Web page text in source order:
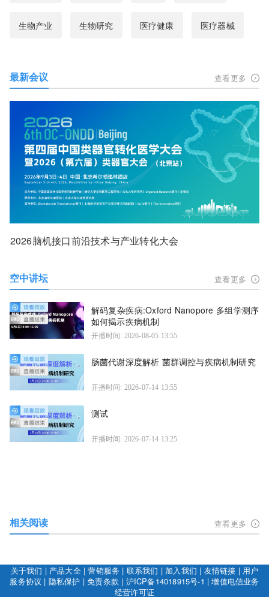
生物产业 生物研究 医疗健康 医疗器械
最新会议 查看更多
2026脑机接口前沿技术与产业转化大会
空中讲坛 查看更多
解码复杂疾病:Oxford Nanopore 多组学测序
如何揭示疾病机制
开播时间: 2026-08-05 13:55
肠菌代谢深度解析 菌群调控与疾病机制研究
开播时间: 2026-07-14 13:55
测试
开播时间: 2026-07-14 13:25
相关阅读 查看更多
关于我们 | 产品大全|营销服务 | 联系我们 | 加入我们 | 友情链接 | 用户
服务协议 | 隐私保护 |免责条款 | 沪ICP备14018915号-1 |增值电信业务
经营许可证